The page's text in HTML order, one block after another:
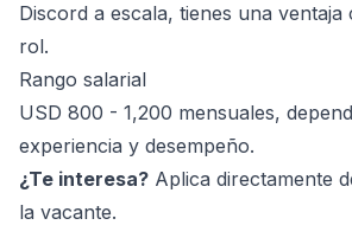
Discord a escala, tienes una ventaja
rol.
Rango salarial
USD 800 - 1,200 mensuales,
experiencia y desempeño.
¿Te interesa? Aplica directamente
la vacante.